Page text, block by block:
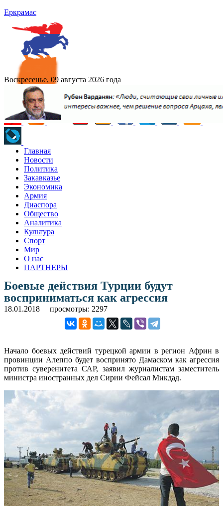
Еркрамас
Воскресенье, 09 августа 2026 года
Главная
Новости
Политика
Закавказье
Экономика
Армия
Диаспора
Общество
Аналитика
Культура
Спорт
Мир
О нас
ПАРТНЕРЫ
Боевые действия Турции будут
восприниматься как агрессия
18.01.2018 просмотры: 2297
Начало боевых действий турецкой армии в регион Африн в
провинции Алеппо будет воспринято Дамаском как агрессия
против суверенитета САР, заявил журналистам заместитель
министра иностранных дел Сирии Фейсал Микдад.